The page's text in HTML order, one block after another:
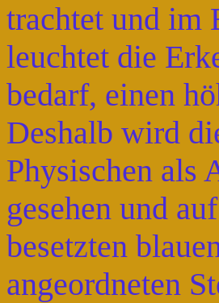
trachtet und im
leuchtet die
bedarf, einen
Deshalb wird
Physischen als
gesehen und
besetzten
angeordneten